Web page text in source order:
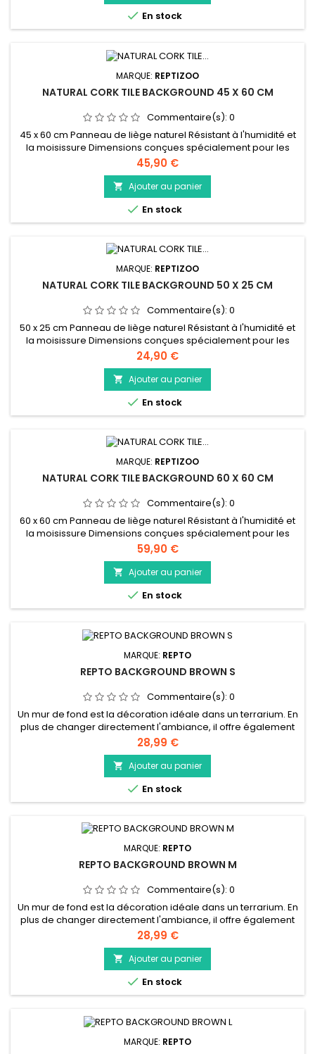
 En stock
MARQUE: REPTIZOO
NATURAL CORK TILE BACKGROUND 45 X 60 CM
Commentaire(s): 0
45 x 60 cm Panneau de liège naturel Résistant à l'humidité et
la moisissure Dimensions conçues spécialement pour les
terrariums Reptizoo Peut être coupé facilement pour obtenir
la taille désirée
Prix
45,90 €
 Ajouter au panier
 En stock
MARQUE: REPTIZOO
NATURAL CORK TILE BACKGROUND 50 X 25 CM
Commentaire(s): 0
50 x 25 cm Panneau de liège naturel Résistant à l'humidité et
la moisissure Dimensions conçues spécialement pour les
terrariums Reptizoo Peut être coupé facilement pour obtenir
la taille désirée
Prix
24,90 €
 Ajouter au panier
 En stock
MARQUE: REPTIZOO
NATURAL CORK TILE BACKGROUND 60 X 60 CM
Commentaire(s): 0
60 x 60 cm Panneau de liège naturel Résistant à l'humidité et
la moisissure Dimensions conçues spécialement pour les
terrariums Reptizoo Peut être coupé facilement pour obtenir
la taille désirée
Prix
59,90 €
 Ajouter au panier
 En stock
MARQUE: REPTO
REPTO BACKGROUND BROWN S
Commentaire(s): 0
Un mur de fond est la décoration idéale dans un terrarium. En
plus de changer directement l'ambiance, il offre également
des possibilités d'escalade supplémentaires et un sentiment
de sécurité aux animaux. Fond arrière pour créer
instantanément une atmosphère désertique dans votre
terrarium Equipé de rainures à l'arrière pour un
acheminement facile des...
Prix
28,99 €
 Ajouter au panier
 En stock
MARQUE: REPTO
REPTO BACKGROUND BROWN M
Commentaire(s): 0
Un mur de fond est la décoration idéale dans un terrarium. En
plus de changer directement l'ambiance, il offre également
des possibilités d'escalade supplémentaires et un sentiment
de sécurité aux animaux. Fond arrière pour créer
instantanément une atmosphère désertique dans votre
terrarium Equipé de rainures à l'arrière pour un
acheminement facile des...
Prix
28,99 €
 Ajouter au panier
 En stock
MARQUE: REPTO